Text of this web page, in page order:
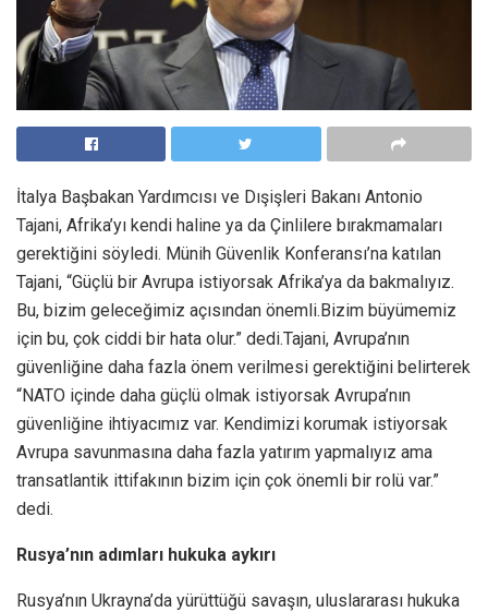
İtalya Başbakan Yardımcısı ve Dışişleri Bakanı Antonio
Tajani, Afrika’yı kendi haline ya da Çinlilere bırakmamaları
gerektiğini söyledi. Münih Güvenlik Konferansı’na katılan
Tajani, “Güçlü bir Avrupa istiyorsak Afrika’ya da bakmalıyız.
Bu, bizim geleceğimiz açısından önemli.Bizim büyümemiz
için bu, çok ciddi bir hata olur.” dedi.Tajani, Avrupa’nın
güvenliğine daha fazla önem verilmesi gerektiğini belirterek
“NATO içinde daha güçlü olmak istiyorsak Avrupa’nın
güvenliğine ihtiyacımız var. Kendimizi korumak istiyorsak
Avrupa savunmasına daha fazla yatırım yapmalıyız ama
transatlantik ittifakının bizim için çok önemli bir rolü var.”
dedi.
Rusya’nın adımları hukuka aykırı
Rusya’nın Ukrayna’da yürüttüğü savaşın, uluslararası hukuka